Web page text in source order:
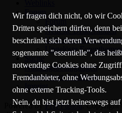
Wir fragen dich nicht, ob wir
Dritten speichern dürfen, denn
beschränkt sich deren
sogenannte "essentielle", das
notwendige Cookies ohne
Fremdanbieter, ohne
ohne externe Tracking-Tools.
Nein, du bist jetzt keineswegs
Forum
Forum
Neueste Diskussionen
Unbeantwortete
Ungelöste Forenthemen
Suche
Nutzungsbedingungen
Datenschutz-Erklärung
Imprint
Powered byPHPFusion. Copyright